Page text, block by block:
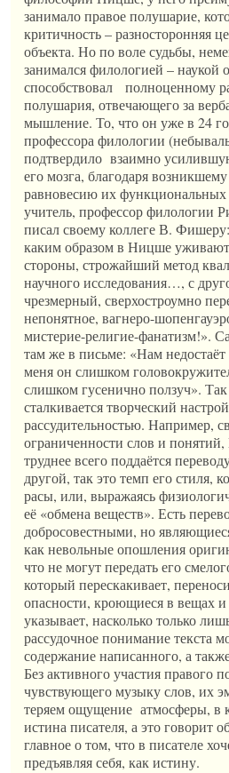
занимало правое полушарие,
критичность – разносторонняя
объекта. Но по воле судьбы,
занимался филологией – наукой
способствовал полноценному
полушария, отвечающего за
мышление. То, что он уже в 24
профессора филологии
подтвердило взаимно
его мозга, благодаря
равновесию их функциональных
учитель, профессор филологии
писал своему коллеге В.
каким образом в Ницше
стороны, строжайший метод
научного исследования…, с
чрезмерный, сверхостроумно
непонятное, вагнеро-
мистерие-религие-фанатизм!».
там же в письме: «Нам
меня он слишком
слишком гусенично ползуч». Так
сталкивается творческий
рассудительностью. Например,
ограниченности слов и
труднее всего поддаётся
другой, так это темп его стиля,
расы, или, выражаясь
её «обмена веществ». Есть
добросовестными, но
как невольные опошления
что не могут передать его
который перескакивает,
опасности, кроющиеся в вещах и
указывает, насколько только
рассудочное понимание текста
содержание написанного, а
Без активного участия правого
чувствующего музыку слов, их
теряем ощущение атмосферы, в
истина писателя, а это говорит
главное о том, что в писателе
предъявляя себя, как истину.